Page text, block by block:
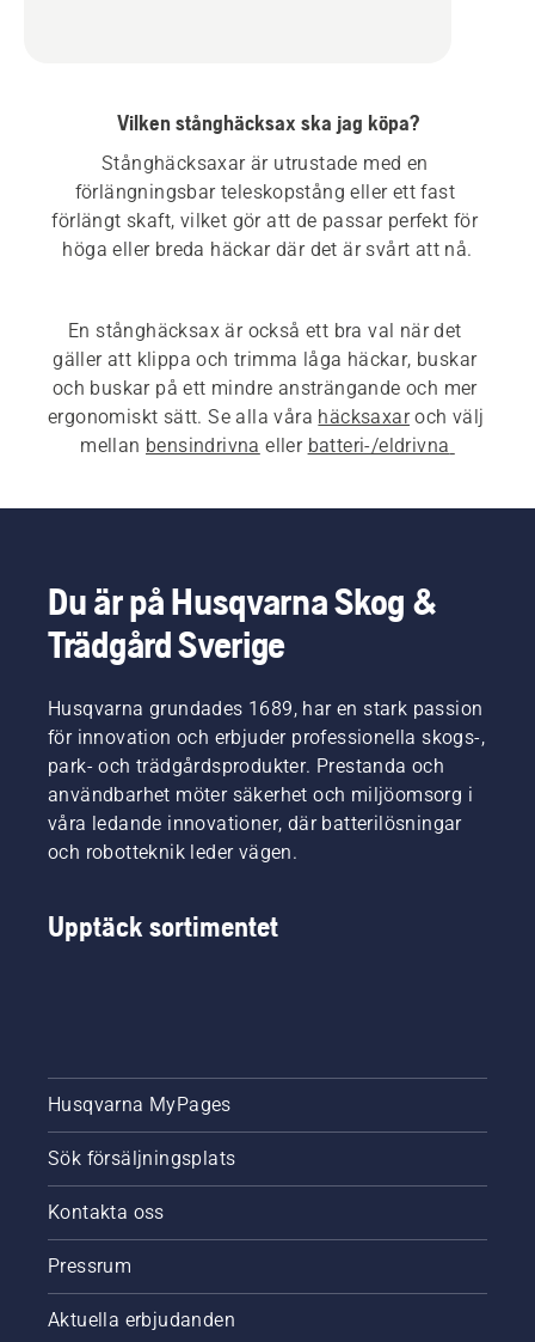
Vilken stånghäcksax ska jag köpa?
Stånghäcksaxar är utrustade med en
förlängningsbar teleskopstång eller ett fast
förlängt skaft, vilket gör att de passar perfekt för
En stånghäcksax är också ett bra val när det
gäller att klippa och trimma låga häckar, buskar
och buskar på ett mindre ansträngande och mer
ergonomiskt sätt. Se alla våra häcksaxar och välj
mellan bensindrivna eller batteri-/eldrivna
häcksaxar med lång räckvidd är vår 500-serie det
Du är på Husqvarna Skog &
Trädgård Sverige
Husqvarna grundades 1689, har en stark passion
för innovation och erbjuder professionella skogs-,
park- och trädgårdsprodukter. Prestanda och
användbarhet möter säkerhet och miljöomsorg i
våra ledande innovationer, där batterilösningar
och robotteknik leder vägen.
Upptäck sortimentet
Husqvarna MyPages
Sök försäljningsplats
Kontakta oss
Pressrum
Aktuella erbjudanden